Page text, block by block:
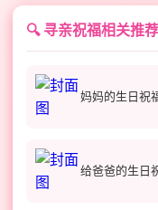
🔍 寻亲祝福相关推荐
妈妈的生日祝
给爸爸的生日